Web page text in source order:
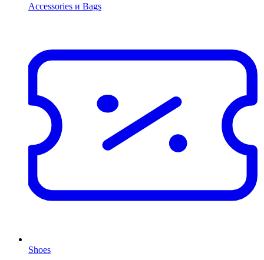
Accessories и Bags
Shoes